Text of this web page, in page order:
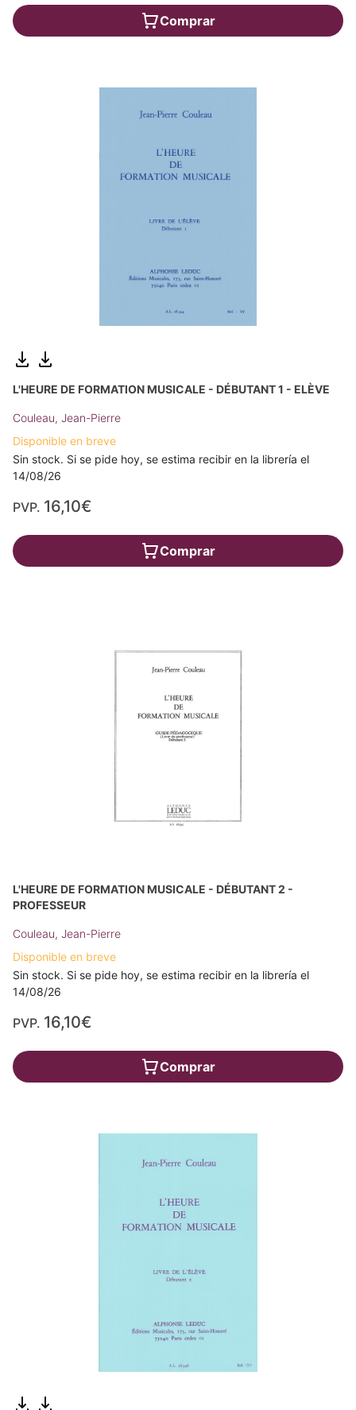
Comprar
L'HEURE DE FORMATION MUSICALE - DÉBUTANT 1 - ELÈVE
Couleau, Jean-Pierre
Disponible en breve
Sin stock. Si se pide hoy, se estima recibir en la librería el
14/08/26
PVP. 16,10€
Comprar
L'HEURE DE FORMATION MUSICALE - DÉBUTANT 2 -
PROFESSEUR
Couleau, Jean-Pierre
Disponible en breve
Sin stock. Si se pide hoy, se estima recibir en la librería el
14/08/26
PVP. 16,10€
Comprar